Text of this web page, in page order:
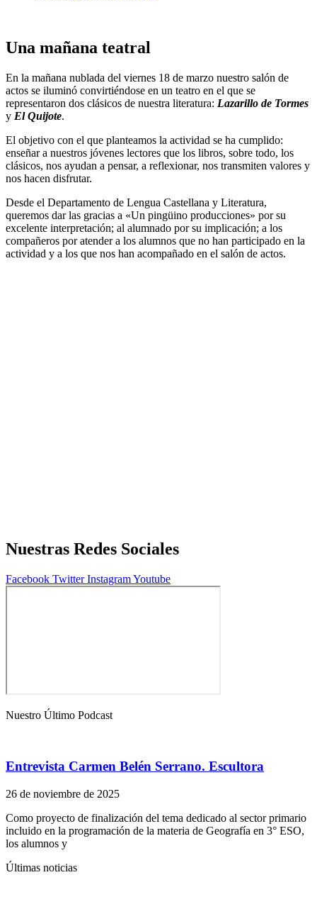
Una mañana teatral
En la mañana nublada del viernes 18 de marzo nuestro salón de
actos se iluminó convirtiéndose en un teatro en el que se
representaron dos clásicos de nuestra literatura: Lazarillo de Tormes
y El Quijote.
El objetivo con el que planteamos la actividad se ha cumplido:
enseñar a nuestros jóvenes lectores que los libros, sobre todo, los
clásicos, nos ayudan a pensar, a reflexionar, nos transmiten valores y
nos hacen disfrutar.
Desde el Departamento de Lengua Castellana y Literatura,
queremos dar las gracias a «Un pingüino producciones» por su
excelente interpretación; al alumnado por su implicación; a los
compañeros por atender a los alumnos que no han participado en la
actividad y a los que nos han acompañado en el salón de actos.
Nuestras Redes Sociales
Facebook Twitter InstagramYoutube
Nuestro Último Podcast
Entrevista Carmen Belén Serrano. Escultora
26 de noviembre de 2025
Como proyecto de finalización del tema dedicado al sector primario
incluido en la programación de la materia de Geografía en 3° ESO,
los alumnos y
Últimas noticias